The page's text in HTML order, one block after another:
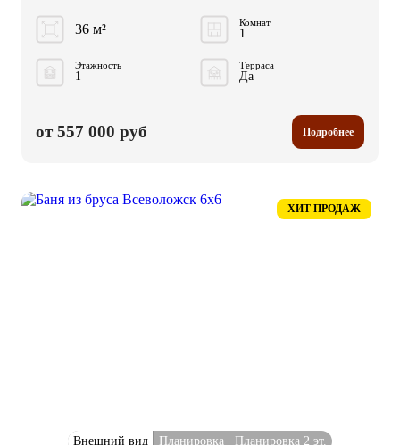
36 м² Комнат
1
Этажность
1
Терраса
Да
от 557 000 руб Подробнее
ХИТ ПРОДАЖ
Внешний вид Планировка Планировка 2 эт.